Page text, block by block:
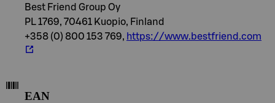
Best Friend Group Oy
PL 1769, 70461 Kuopio, Finland
+358 (0) 800 153 769, https://www.bestfriend.com
EAN